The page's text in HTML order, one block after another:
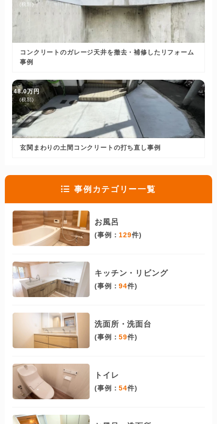
(税別)
コンクリートのガレージ天井を撤去・補修したリフォーム
事例
48.0万円
(税別)
玄関まわりの土間コンクリートの打ち直し事例
事例カテゴリー一覧
お風呂
(事例： 129件)
キッチン・リビング
(事例：94件)
洗面所・洗面台
(事例：59件)
トイレ
(事例：54件)